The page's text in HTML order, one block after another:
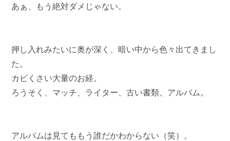
あぁ、もう絶対ダメじゃない。
押し入れみたいに奥が深く、暗い中から色々出てきまし
た。
カビくさい大量のお経。
ろうそく、マッチ、ライター、古い書類、アルバム。
アルバムは見てももう誰だかわからない（笑）。